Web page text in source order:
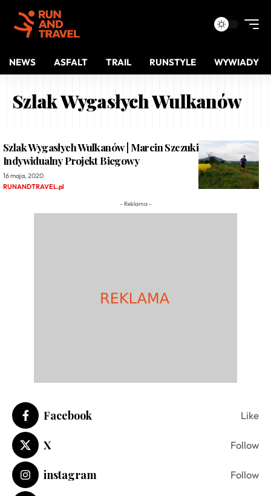
NEWS ASFALT TRAIL RUNSTYLE WYWIADY
Szlak Wygasłych Wulkanów
Szlak Wygasłych Wulkanów | Marcin Szczukiewicz |
Indywidualny Projekt Biegowy
16 maja, 2020
RUNANDTRAVEL.pl
- Reklama -
Facebook Like
X Follow
instagram Follow